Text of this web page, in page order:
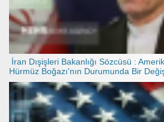
İran Dışişleri Bakanlığı Sözcüsü :
Hürmüz Boğazı'nın Durumunda Bir